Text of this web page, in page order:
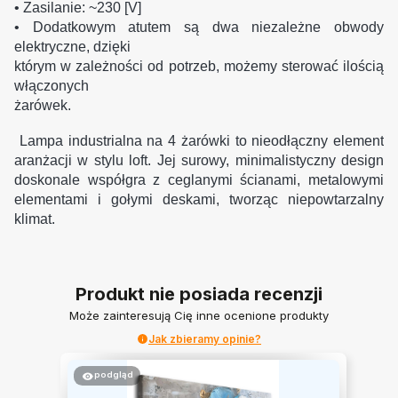
• Zasilanie: ~230 [V]
• Dodatkowym atutem są dwa niezależne obwody
elektryczne, dzięki
którym w zależności od potrzeb, możemy sterować ilością
włączonych
żarówek.
Lampa industrialna na 4 żarówki to nieodłączny element
aranżacji w stylu loft. Jej surowy, minimalistyczny design
doskonale współgra z ceglanymi ścianami, metalowymi
elementami i gołymi deskami, tworząc niepowtarzalny
klimat.
Produkt nie posiada recenzji
Może zainteresują Cię inne ocenione produkty
Jak zbieramy opinie?
podgląd